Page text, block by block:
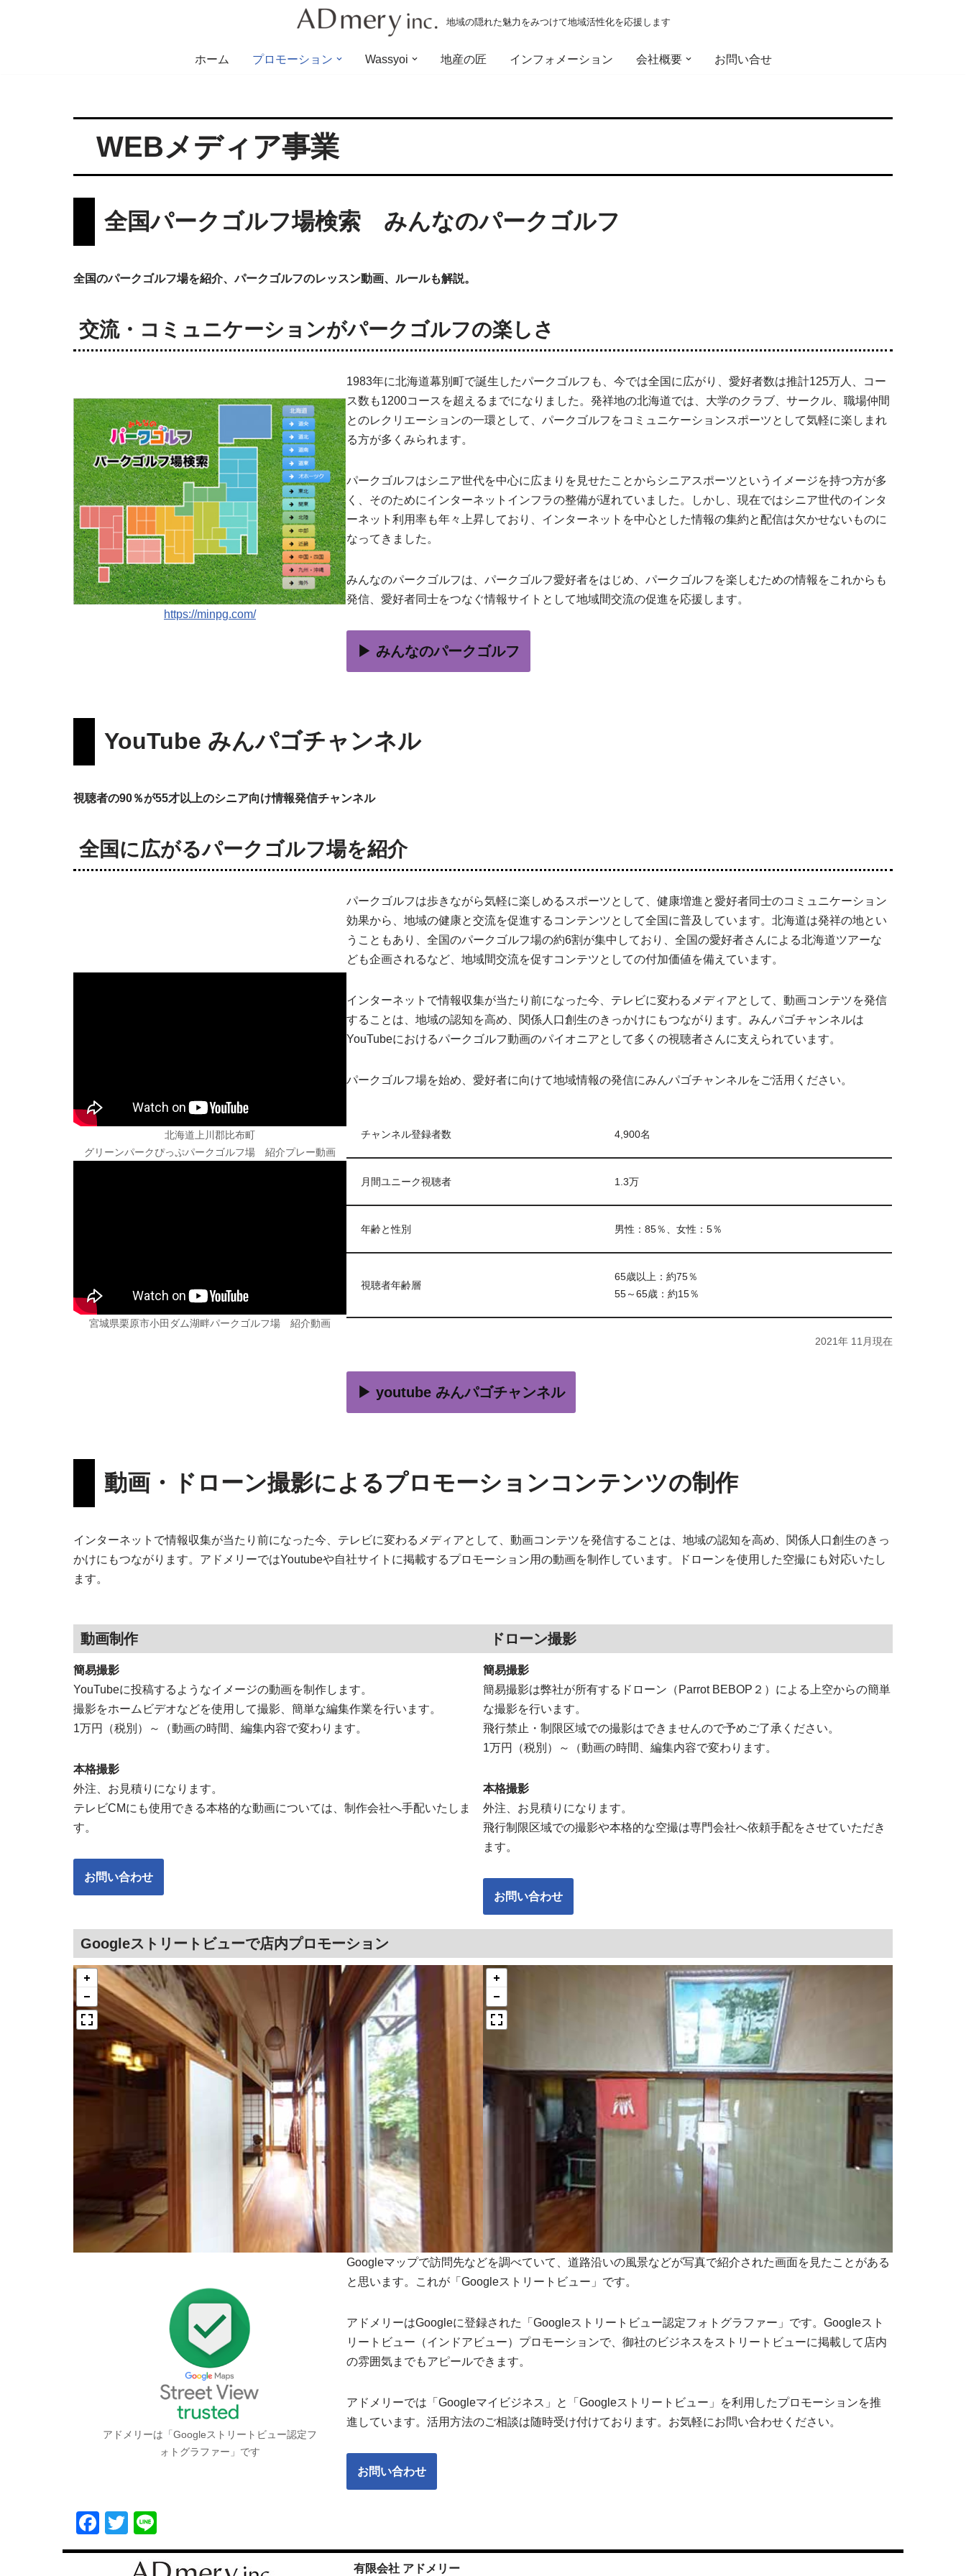
地域の隠れた魅力をみつけて地域活性化を応援します
ホーム プロモーション Wassyoi 地産の匠 インフォメーション 会社概要 お問い合せ
WEBメディア事業
全国パークゴルフ場検索 みんなのパークゴルフ
全国のパークゴルフ場を紹介、パークゴルフのレッスン動画、ルールも解説。
交流・コミュニケーションがパークゴルフの楽しさ
https://minpg.com/
1983年に北海道幕別町で誕生したパークゴルフも、今では全国に広がり、愛好者数は推計125万人、コー
ス数も1200コースを超えるまでになりました。発祥地の北海道では、大学のクラブ、サークル、職場仲間
とのレクリエーションの一環として、パークゴルフをコミュニケーションスポーツとして気軽に楽しまれ
る方が多くみられます。
パークゴルフはシニア世代を中心に広まりを見せたことからシニアスポーツというイメージを持つ方が多
く、そのためにインターネットインフラの整備が遅れていました。しかし、現在ではシニア世代のインタ
ーネット利用率も年々上昇しており、インターネットを中心とした情報の集約と配信は欠かせないものに
なってきました。
みんなのパークゴルフは、パークゴルフ愛好者をはじめ、パークゴルフを楽しむための情報をこれからも
発信、愛好者同士をつなぐ情報サイトとして地域間交流の促進を応援します。
▶ みんなのパークゴルフ
YouTube みんパゴチャンネル
視聴者の90％が55才以上のシニア向け情報発信チャンネル
全国に広がるパークゴルフ場を紹介
北海道上川郡比布町
グリーンパークぴっぷパークゴルフ場 紹介プレー動画
宮城県栗原市小田ダム湖畔パークゴルフ場 紹介動画
パークゴルフは歩きながら気軽に楽しめるスポーツとして、健康増進と愛好者同士のコミュニケーション
効果から、地域の健康と交流を促進するコンテンツとして全国に普及しています。北海道は発祥の地とい
うこともあり、全国のパークゴルフ場の約6割が集中しており、全国の愛好者さんによる北海道ツアーな
ども企画されるなど、地域間交流を促すコンテツとしての付加価値を備えています。
インターネットで情報収集が当たり前になった今、テレビに変わるメディアとして、動画コンテツを発信
することは、地域の認知を高め、関係人口創生のきっかけにもつながります。みんパゴチャンネルは
YouTubeにおけるパークゴルフ動画のパイオニアとして多くの視聴者さんに支えられています。
パークゴルフ場を始め、愛好者に向けて地域情報の発信にみんパゴチャンネルをご活用ください。
チャンネル登録者数 4,900名
月間ユニーク視聴者 1.3万
年齢と性別 男性：85％、女性：5％
視聴者年齢層
65歳以上：約75％
55～65歳：約15％
2021年 11月現在
▶ youtube みんパゴチャンネル
動画・ドローン撮影によるプロモーションコンテンツの制作
インターネットで情報収集が当たり前になった今、テレビに変わるメディアとして、動画コンテツを発信することは、地域の認知を高め、関係人口創生のきっ
かけにもつながります。アドメリーではYoutubeや自社サイトに掲載するプロモーション用の動画を制作しています。ドローンを使用した空撮にも対応いたし
ます。
動画制作
簡易撮影
YouTubeに投稿するようなイメージの動画を制作します。
撮影をホームビデオなどを使用して撮影、簡単な編集作業を行います。
1万円（税別）～（動画の時間、編集内容で変わります。
本格撮影
外注、お見積りになります。
テレビCMにも使用できる本格的な動画については、制作会社へ手配いたしま
す。
お問い合わせ
ドローン撮影
簡易撮影
簡易撮影は弊社が所有するドローン（Parrot BEBOP２）による上空からの簡単
な撮影を行います。
飛行禁止・制限区域での撮影はできませんので予めご了承ください。
1万円（税別）～（動画の時間、編集内容で変わります。
本格撮影
外注、お見積りになります。
飛行制限区域での撮影や本格的な空撮は専門会社へ依頼手配をさせていただき
ます。
お問い合わせ
Googleストリートビューで店内プロモーション
アドメリーは「Googleストリートビュー認定フ
ォトグラファー」です
Googleマップで訪問先などを調べていて、道路沿いの風景などが写真で紹介された画面を見たことがある
と思います。これが「Googleストリートビュー」です。
アドメリーはGoogleに登録された「Googleストリートビュー認定フォトグラファー」です。Googleスト
リートビュー（インドアビュー）プロモーションで、御社のビジネスをストリートビューに掲載して店内
の雰囲気までもアピールできます。
アドメリーでは「Googleマイビジネス」と「Googleストリートビュー」を利用したプロモーションを推
進しています。活用方法のご相談は随時受け付けております。お気軽にお問い合わせください。
お問い合わせ
Facebook
Twitter
有限会社 アドメリー